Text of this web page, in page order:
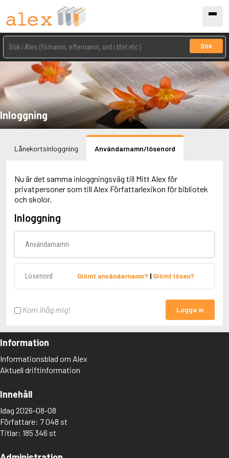
Sök
Inloggning
Lånekortsinloggning Användarnamn/lösenord
Nu är det samma inloggningsväg till Mitt Alex för
privatpersoner som till Alex Författarlexikon för bibliotek
och skolor.
Inloggning
Glömt användarnamn? | Glömt lösen?
Kom ihåg mig! Logga in
Information
Informationsblad om Alex
Aktuell driftinformation
Innehåll
Idag 2026-08-08
Författare: 7 048 st
Titlar: 185 346 st